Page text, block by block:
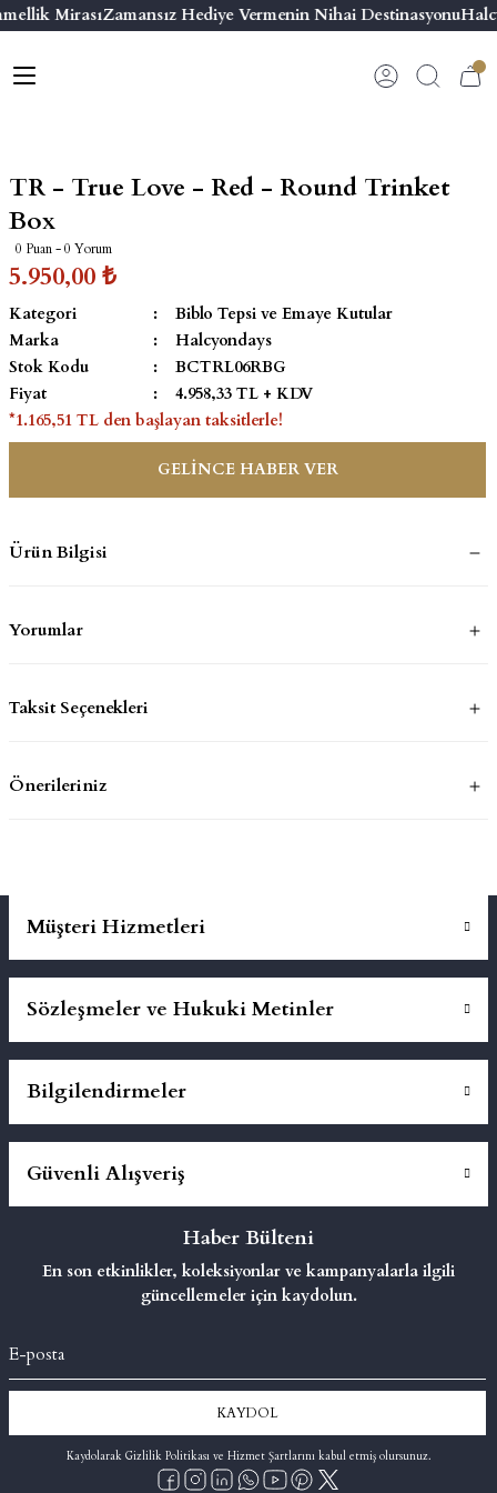
MirasıZamansız Hediye Vermenin Nihai Destinasyonu
Geri Dön
Geri Dön
Mum
Geri Dön
Yivli Kabaşon Bilezik
Geri Dön
Seriler
Elephant
TR - True Love - Red - Round Trinket
Box
0 Puan - 0 Yorum
5.950,00 ₺
Kategori
Biblo Tepsi ve Emaye Kutular
Marka
Halcyondays
Stok Kodu
BCTRL06RBG
Fiyat
4.958,33 TL + KDV
*1.165,51 TL den başlayan taksitlerle!
GELİNCE HABER VER
Ürün Bilgisi
Yorumlar
Taksit Seçenekleri
Önerileriniz
Müşteri Hizmetleri
Sözleşmeler ve Hukuki Metinler
Bilgilendirmeler
Güvenli Alışveriş
Haber Bülteni
En son etkinlikler, koleksiyonlar ve kampanyalarla ilgili
güncellemeler için kaydolun.
KAYDOL
Kaydolarak Gizlilik Politikası ve Hizmet Şartlarını kabul etmiş olursunuz.